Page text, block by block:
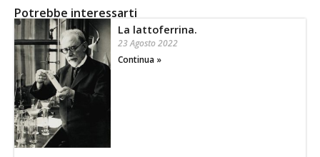
Potrebbe interessarti
La lattoferrina.
23 Agosto 2022
Continua »